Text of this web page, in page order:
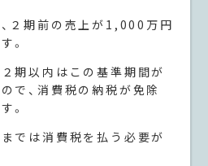
２期前の売上が1,000万円
。
期以内はこの基準期間が
で、消費税の納税が免除
。
では消費税を払う必要が